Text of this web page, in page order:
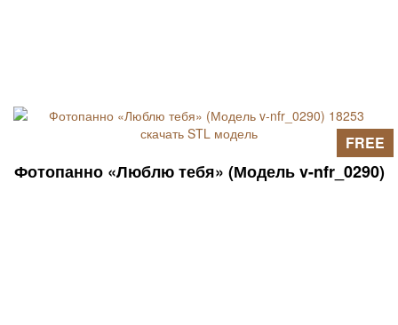
Фотопанно «Люблю тебя» (Модель v-nfr_0290)
FREE